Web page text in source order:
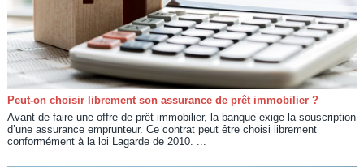
Peut-on choisir librement son assurance de prêt immobilier ?
Avant de faire une offre de prêt immobilier, la banque exige la souscription
d’une assurance emprunteur. Ce contrat peut être choisi librement
conformément à la loi Lagarde de 2010. ...